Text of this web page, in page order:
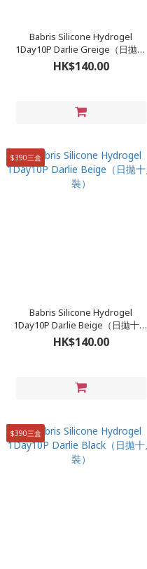
Babris Silicone Hydrogel
1Day10P Darlie Greige（日拋十
片裝）
HK$140.00
$390三盒
Babris Silicone Hydrogel
1Day10P Darlie Beige（日拋十片
裝）
HK$140.00
$390三盒